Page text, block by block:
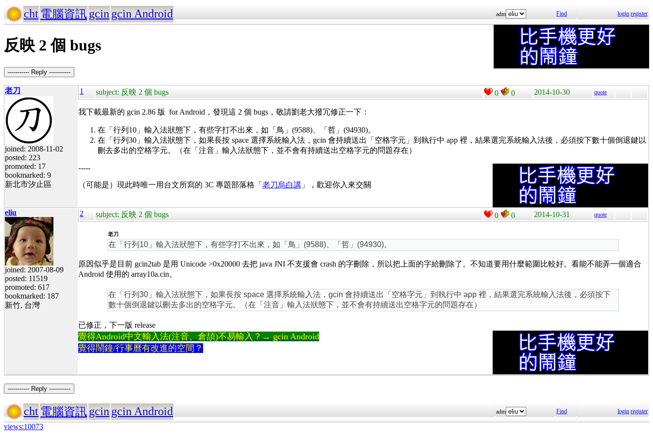
cht 電腦資訊 gcin gcin Android adm Find login register
反映 2 個 bugs
----------- Reply -----------
老刀
joined: 2008-11-02
posted: 223
promoted: 17
bookmarked: 9
新北市汐止區
1 subject: 反映 2 個 bugs 0 0 2014-10-30 quote
我下載最新的 gcin 2.86 版 for Android，發現這 2 個 bugs，敬請劉老大撥冗修正一下：
在「行列10」輸入法狀態下，有些字打不出來，如「鳥」(9588)、「哲」(94930)。
在「行列30」輸入法狀態下，如果長按 space 選擇系統輸入法，gcin 會持續送出「空格字元」到執行中 app 裡，結果選完系統輸入法後，必須按下數十個倒退鍵以
刪去多出的空格字元。（在「注音」輸入法狀態下，並不會有持續送出空格字元的問題存在）
-----
（可能是）現此時唯一用台文所寫的 3C 專題部落格「 老刀烏白講 」，歡迎你入來交關
eliu
joined: 2007-08-09
posted: 11519
promoted: 617
bookmarked: 187
新竹, 台灣
2 subject: 反映 2 個 bugs 0 0 2014-10-31 quote
老刀
在「行列10」輸入法狀態下，有些字打不出來，如「鳥」(9588)、「哲」(94930)。
原因似乎是目前 gcin2tab 是用 Unicode >0x20000 去把 java JNI 不支援會 crash 的字刪除，所以把上面的字給刪除了。不知道要用什麼範圍比較好。看能不能弄一個適合
Android 使用的 array10a.cin。
在「行列30」輸入法狀態下，如果長按 space 選擇系統輸入法，gcin 會持續送出「空格字元」到執行中 app 裡，結果選完系統輸入法後，必須按下
數十個倒退鍵以刪去多出的空格字元。（在「注音」輸入法狀態下，並不會有持續送出空格字元的問題存在）
已修正，下一版 release
覺得Android中文輸入法(注音、倉頡)不易輸入？→ gcin Android
覺得鬧鐘/行事曆有改進的空間？
----------- Reply -----------
cht 電腦資訊 gcin gcin Android adm Find login register
views:10073